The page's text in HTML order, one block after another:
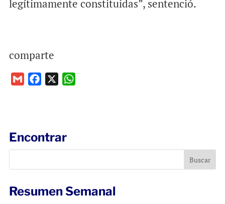
legítimamente constituidas”, sentenció.
comparte
o
k
p
Encontrar
Resumen Semanal